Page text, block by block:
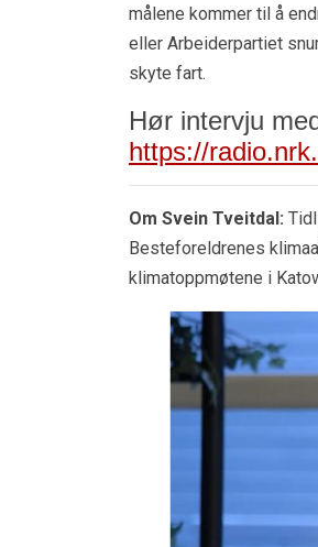
målene kommer til å
eller Arbeiderpartiet
skyte fart.
Hør intervju
https://
Om Svein Tveitdal:
Besteforeldrenes
klimatoppmøtene i